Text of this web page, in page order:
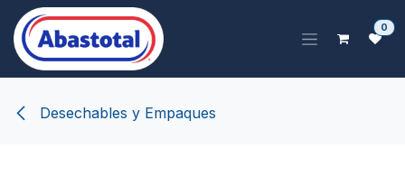
Ir al contenido
0
Desechables y Empaques